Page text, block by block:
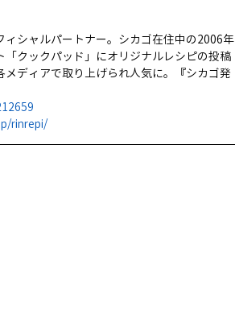
シャルパートナー。シカゴ在住中の2006年
クックパッド」にオリジナルレシピの投稿
ディアで取り上げられ人気に。『シカゴ発
rinrepi/